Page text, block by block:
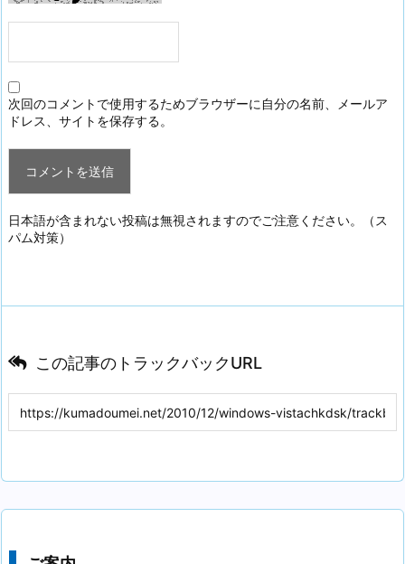
次回のコメントで使用するためブラウザーに自分の名前、メールア
ドレス、サイトを保存する。
日本語が含まれない投稿は無視されますのでご注意ください。（ス
パム対策）
この記事のトラックバックURL